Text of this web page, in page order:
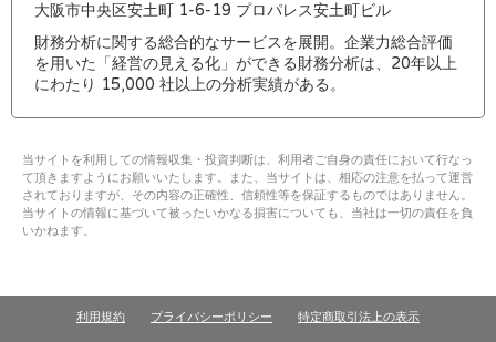
大阪市中央区安土町 1-6-19 プロパレス安土町ビル
財務分析に関する総合的なサービスを展開。企業力総合評価
を用いた「経営の見える化」ができる財務分析は、20年以上
にわたり 15,000 社以上の分析実績がある。
当サイトを利用しての情報収集・投資判断は、利用者ご自身の責任において行なっ
て頂きますようにお願いいたします。また、当サイトは、相応の注意を払って運営
されておりますが、その内容の正確性、信頼性等を保証するものではありません。
当サイトの情報に基づいて被ったいかなる損害についても、当社は一切の責任を負
いかねます。
利用規約 プライバシーポリシー 特定商取引法上の表示